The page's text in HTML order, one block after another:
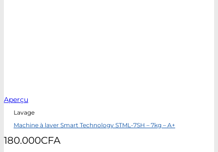
Aperçu
Lavage
Machine à laver Smart Technology STML-7SH – 7kg – A+
180.000CFA